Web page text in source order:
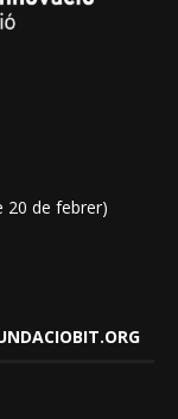
20 de febrer)